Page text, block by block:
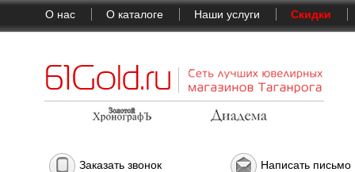
О нас О каталоге Наши услуги Скидки
Заказать звонок Написать письмо